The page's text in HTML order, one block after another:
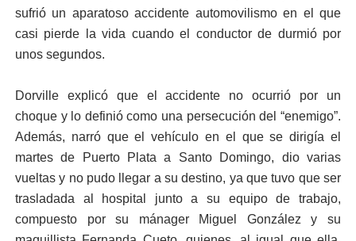
sufrió un aparatoso accidente automovilismo en el que
casi pierde la vida cuando el conductor de durmió por
unos segundos.
Dorville explicó que el accidente no ocurrió por un
choque y lo definió como una persecución del “enemigo”.
Además, narró que el vehículo en el que se dirigía el
martes de Puerto Plata a Santo Domingo, dio varias
vueltas y no pudo llegar a su destino, ya que tuvo que ser
trasladada al hospital junto a su equipo de trabajo,
compuesto por su mánager Miguel González y su